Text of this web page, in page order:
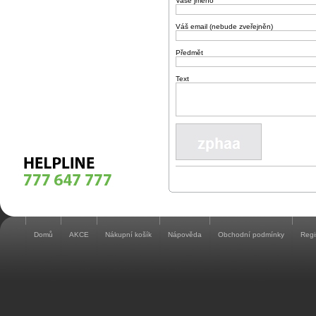
Váš email (nebude zveřejněn)
Předmět
Text
Domů AKCE Nákupní košík Nápověda Obchodní podmínky